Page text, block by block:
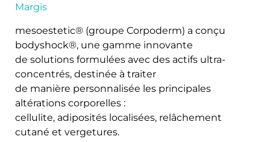
Margis
mesoestetic® (groupe Corpoderm) a conçu
bodyshock®, une gamme innovante
de solutions formulées avec des actifs ultra-
concentrés, destinée à traiter
de manière personnalisée les principales
altérations corporelles :
cellulite, adiposités localisées, relâchement
cutané et vergetures.